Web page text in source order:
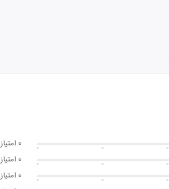
0 امتیاز
0 امتیاز
0 امتیاز